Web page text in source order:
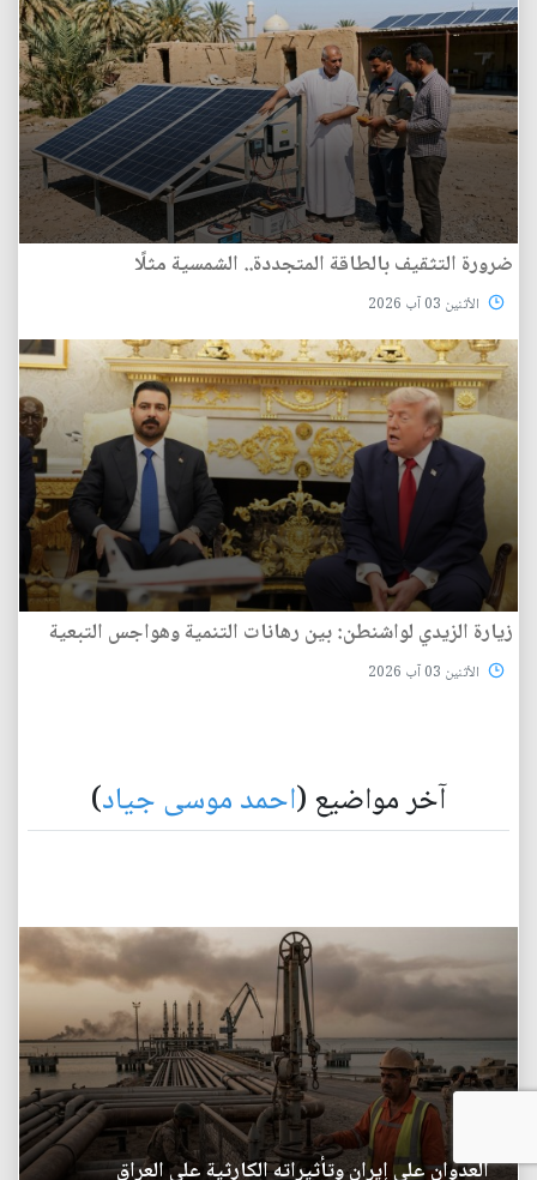
ضرورة التثقيف بالطاقة المتجددة.. الشمسية مثلًا
الأثنين 03 آب 2026
زيارة الزيدي لواشنطن: بين رهانات التنمية وهواجس التبعية
الأثنين 03 آب 2026
آخر مواضيع (احمد موسى جياد)
العدوان على إيران وتأثيراته الكارثية على العراق